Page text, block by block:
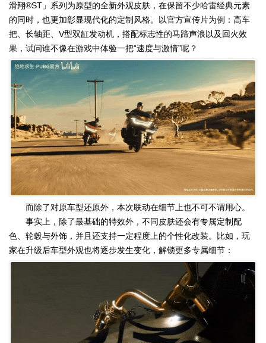
滑翔®ST」系列为原型的全新外观皮肤，在保留不少哈雷经典元素
的同时，也更加彰显现代化的定制风格。以官方宣传片为例：高车
把、长轴距、V型双缸发动机，搭配标志性的马蹄声浪以及回火效
果，试问谁不像在游戏中体验一把“速度与激情”呢？
而除了对原车型还原外，本次联动在细节上也不可不谓用心。
事实上，除了最基础的特效外，不同皮肤还会有专属定制配
色、轮毂与外饰，并且还支持一定程度上的个性化改装。比如，玩
家在升级后车型外观也将逐步发生变化，解锁更多专属细节：